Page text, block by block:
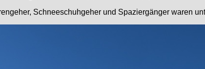
Schneeschuhgeher und Spaziergänger waren